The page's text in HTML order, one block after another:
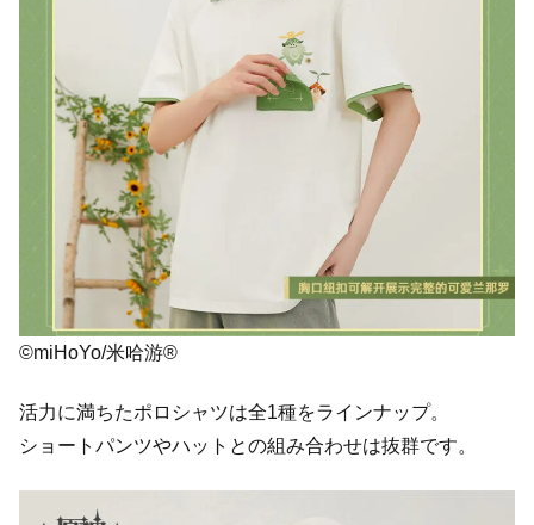
©miHoYo/米哈游®
活力に満ちたポロシャツは全1種をラインナップ。
ショートパンツやハットとの組み合わせは抜群です。